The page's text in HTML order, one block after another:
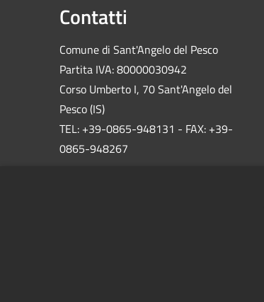
Contatti
Comune di Sant'Angelo del Pesco
Partita IVA: 80000030942
Corso Umberto I, 70 Sant'Angelo del
Pesco (IS)
TEL: +39-0865-948131 - FAX: +39-
0865-948267